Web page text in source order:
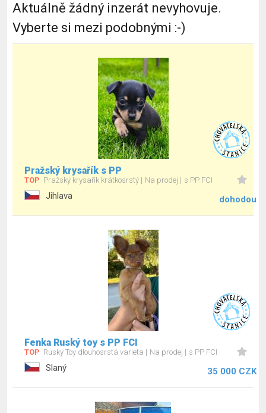
Aktuálně žádný inzerát nevyhovuje.
Vyberte si mezi podobnými :-)
Pražský krysařík s PP
TOP Pražský krysařík krátkosrstý Na prodej s PP FCI
Jihlava dohodou
Fenka Ruský toy s PP FCI
TOP Ruský Toy dlouhosrstá varieta Na prodej s PP FCI
Slaný 35 000 CZK